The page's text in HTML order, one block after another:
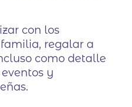
con los
regalar a
como detalle
y